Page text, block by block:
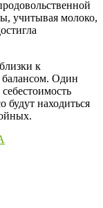
учитывая молоко,
к
балансом. Один
будут находиться